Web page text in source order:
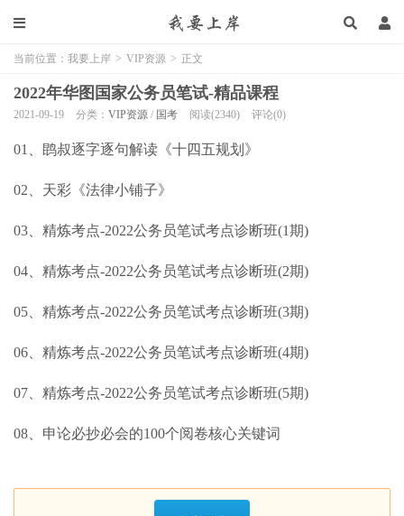
当前位置： 我要上岸 > VIP资源 > 正文
2022年华图国家公务员笔试-精品课程
2021-09-19 分类： VIP资源 / 国考 阅读(2340) 评论(0)
01、鹍叔逐字逐句解读《十四五规划》
02、天彩《法律小铺子》
03、精炼考点-2022公务员笔试考点诊断班(1期)
04、精炼考点-2022公务员笔试考点诊断班(2期)
05、精炼考点-2022公务员笔试考点诊断班(3期)
06、精炼考点-2022公务员笔试考点诊断班(4期)
07、精炼考点-2022公务员笔试考点诊断班(5期)
08、申论必抄必会的100个阅卷核心关键词